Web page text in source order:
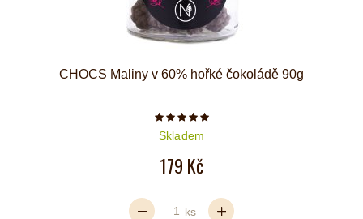
CHOCS Maliny v 60% hořké čokoládě 90g
Počet hvězdiček je 5 z 5
Skladem
179 Kč
ks